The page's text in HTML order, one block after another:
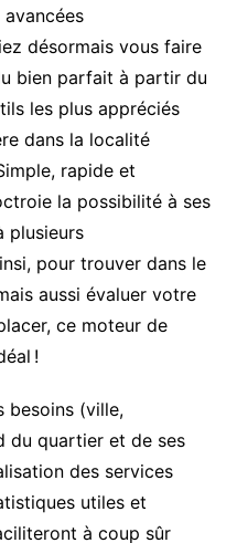
désormais vous faire
bien parfait à partir du
les plus appréciés
dans la localité
rapide et
la possibilité à ses
plusieurs
pour trouver dans le
aussi évaluer votre
ce moteur de
!
besoins (ville,
du quartier et de ses
des services
utiles et
à coup sûr